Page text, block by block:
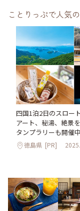
ことりっぷで人気
四国1泊2日のスロー
アート、秘湯、絶景
タンプラリーも開催中
徳島県 [PR]